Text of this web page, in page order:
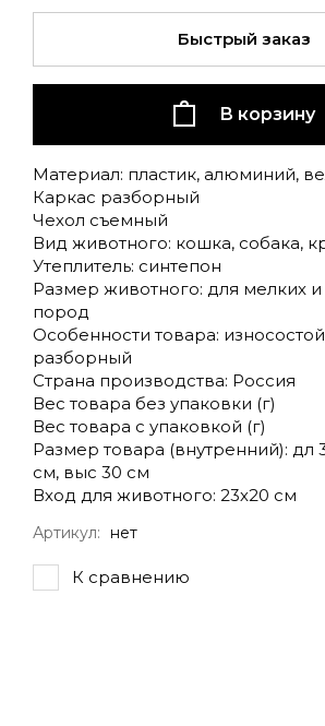
В корзину
Быстрый заказ
Материал: пластик, алюминий,
Каркас разборный
Чехол съемный
Вид животного: кошка, собака,
Утеплитель: синтепон
Размер животного: для мелких
пород
Особенности товара:
разборный
Страна производства: Россия
Вес товара без упаковки (г)
Вес товара с упаковкой (г)
Размер товара (внутренний): дл
см, выс 30 см
Вход для животного: 23х20 см
Артикул: нет
К сравнению